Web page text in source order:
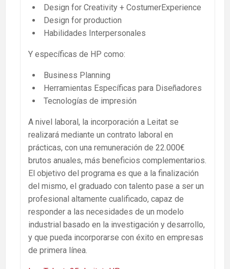
Design for Creativity + CostumerExperience
Design for production
Habilidades Interpersonales
Y específicas de HP como:
Business Planning
Herramientas Específicas para Diseñadores
Tecnologías de impresión
A nivel laboral, la incorporación a Leitat se
realizará mediante un contrato laboral en
prácticas, con una remuneración de 22.000€
brutos anuales, más beneficios complementarios.
El objetivo del programa es que a la finalización
del mismo, el graduado con talento pase a ser un
profesional altamente cualificado, capaz de
responder a las necesidades de un modelo
industrial basado en la investigación y desarrollo,
y que pueda incorporarse con éxito en empresas
de primera línea.